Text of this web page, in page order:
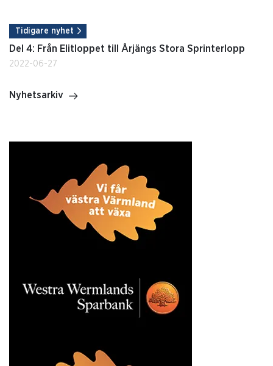
Tidigare nyhet
Del 4: Från Elitloppet till Årjängs Stora Sprinterlopp
2022-06-27
Nyhetsarkiv